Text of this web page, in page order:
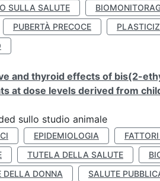
SULLA SALUTE
PUBERTÀ PRECOCE
and thyroid effects of bis(2-
at dose levels derived from
sullo studio animale
EPIDEMIOLOGIA
TUTELA DELLA SALUTE
DELLA DONNA SALUTE